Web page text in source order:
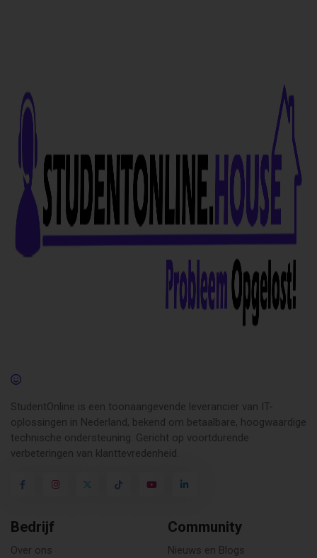
StudentOnline is een toonaangevende leverancier van IT-
oplossingen in Nederland, bekend om betaalbare, hoogwaardige
technische ondersteuning. Gericht op voortdurende
verbeteringen van klanttevredenheid.
Bedrijf
Over ons
Community
Nieuws en Blogs